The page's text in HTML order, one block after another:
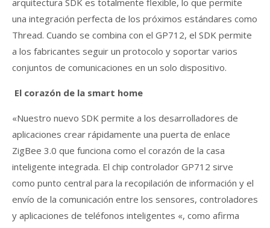
arquitectura SDK es totalmente flexible, lo que permite
una integración perfecta de los próximos estándares como
Thread. Cuando se combina con el GP712, el SDK permite
a los fabricantes seguir un protocolo y soportar varios
conjuntos de comunicaciones en un solo dispositivo.
El corazón de la smart home
«Nuestro nuevo SDK permite a los desarrolladores de
aplicaciones crear rápidamente una puerta de enlace
ZigBee 3.0 que funciona como el corazón de la casa
inteligente integrada. El chip controlador GP712 sirve
como punto central para la recopilación de información y el
envío de la comunicación entre los sensores, controladores
y aplicaciones de teléfonos inteligentes «, como afirma